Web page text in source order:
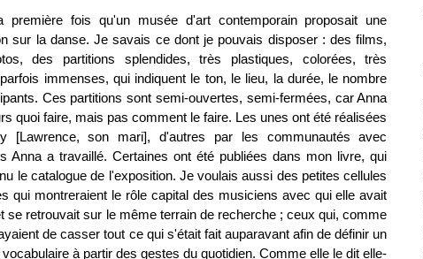
première fois qu'un musée d'art contemporain proposait une
sur la danse. Je savais ce dont je pouvais disposer : des films,
des partitions splendides, très plastiques, colorées, très
immenses, qui indiquent le ton, le lieu, la durée, le nombre
Ces partitions sont semi-ouvertes, semi-fermées, car Anna
quoi faire, mais pas comment le faire. Les unes ont été réalisées
[Lawrence, son mari], d'autres par les communautés avec
Anna a travaillé. Certaines ont été publiées dans mon livre, qui
le catalogue de l'exposition. Je voulais aussi des petites cellules
qui montreraient le rôle capital des musiciens avec qui elle avait
se retrouvait sur le même terrain de recherche ; ceux qui, comme
de casser tout ce qui s'était fait auparavant afin de définir un
vocabulaire à partir des gestes du quotidien. Comme elle le dit elle-